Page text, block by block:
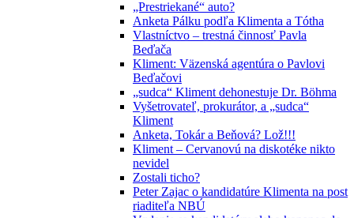
„Prestriekané“ auto?
Anketa Pálku podľa Klimenta a Tótha
Vlastníctvo – trestná činnosť Pavla
Beďača
Kliment: Väzenská agentúra o Pavlovi
Beďačovi
„sudca“ Kliment dehonestuje Dr. Böhma
Vyšetrovateľ, prokurátor, a „sudca“
Kliment
Anketa, Tokár a Beňová? Lož!!!
Kliment – Cervanovú na diskotéke nikto
nevidel
Zostali ticho?
Peter Zajac o kandidatúre Klimenta na post
riaditeľa NBÚ